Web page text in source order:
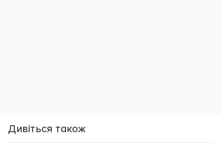
Дивіться також